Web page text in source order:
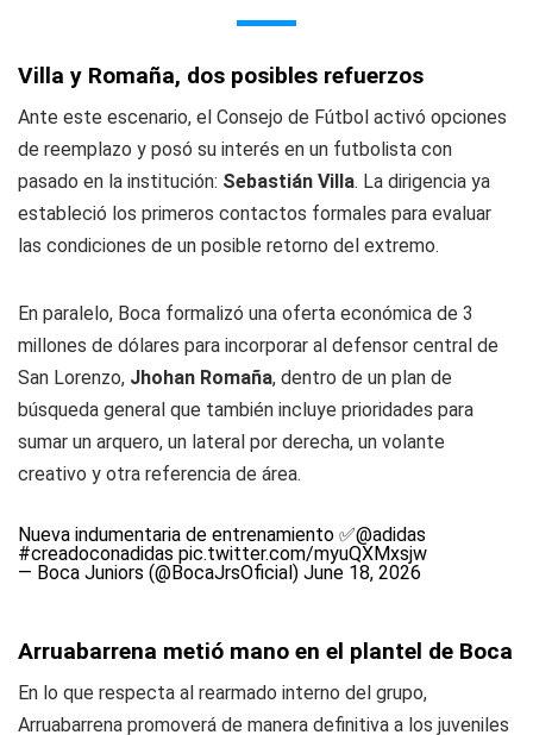
Villa y Romaña, dos posibles refuerzos
Ante este escenario, el Consejo de Fútbol activó opciones
de reemplazo y posó su interés en un futbolista con
pasado en la institución: Sebastián Villa. La dirigencia ya
estableció los primeros contactos formales para evaluar
las condiciones de un posible retorno del extremo.
En paralelo, Boca formalizó una oferta económica de 3
millones de dólares para incorporar al defensor central de
San Lorenzo, Jhohan Romaña, dentro de un plan de
búsqueda general que también incluye prioridades para
sumar un arquero, un lateral por derecha, un volante
creativo y otra referencia de área.
Nueva indumentaria de entrenamiento ✅@adidas
#creadoconadidas pic.twitter.com/myuQXMxsjw
— Boca Juniors (@BocaJrsOficial) June 18, 2026
Arruabarrena metió mano en el plantel de Boca
En lo que respecta al rearmado interno del grupo,
Arruabarrena promoverá de manera definitiva a los juveniles